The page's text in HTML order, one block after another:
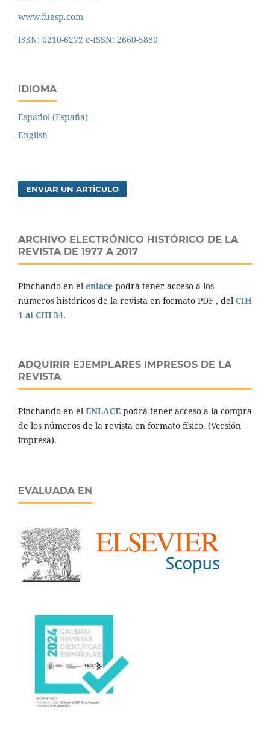
www.fuesp.com
ISSN: 0210-6272 e-ISSN: 2660-5880
IDIOMA
Español (España)
English
ENVIAR UN ARTÍCULO
ARCHIVO ELECTRÓNICO HISTÓRICO DE LA
REVISTA DE 1977 A 2017
Pinchando en el enlace podrá tener acceso a los
números históricos de la revista en formato PDF , del CIH
1 al CIH 34.
ADQUIRIR EJEMPLARES IMPRESOS DE LA
REVISTA
Pinchando en el ENLACE podrá tener acceso a la compra
de los números de la revista en formato físico. (Versión
impresa).
EVALUADA EN